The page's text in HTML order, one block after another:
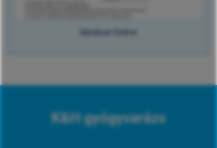
Medical Online
K&H gyógyvarázs